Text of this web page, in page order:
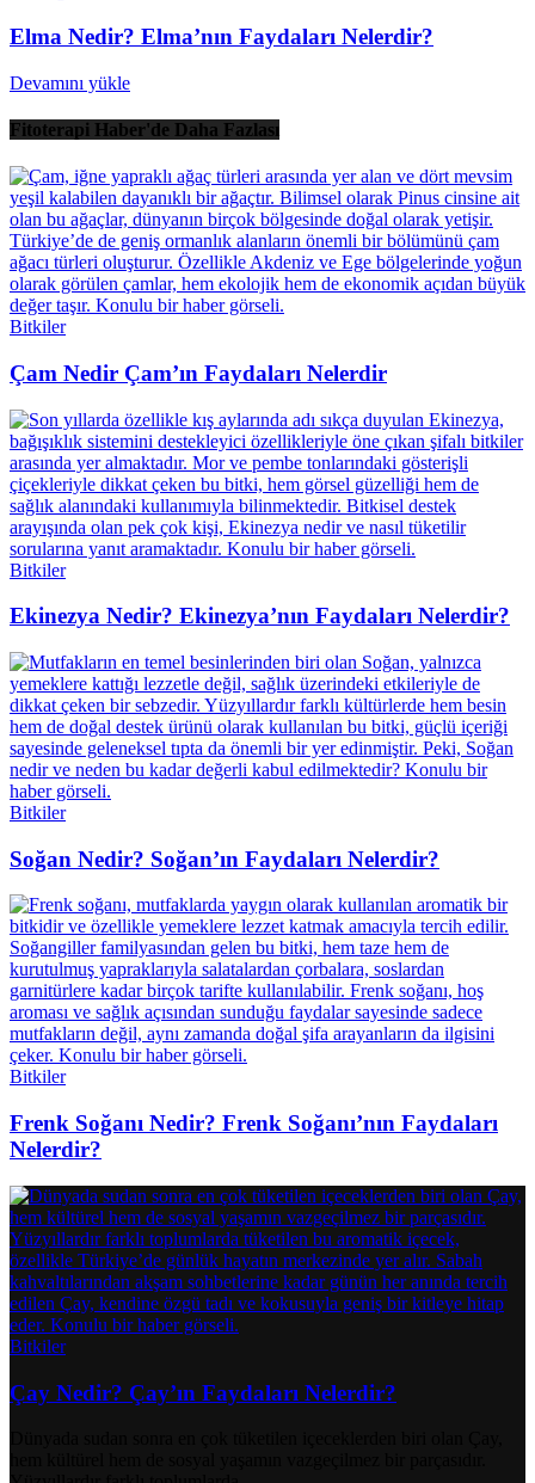
Elma Nedir? Elma’nın Faydaları Nelerdir?
Devamını yükle
Fitoterapi Haber'de Daha Fazlası
Bitkiler
Çam Nedir Çam’ın Faydaları Nelerdir
Bitkiler
Ekinezya Nedir? Ekinezya’nın Faydaları Nelerdir?
Bitkiler
Soğan Nedir? Soğan’ın Faydaları Nelerdir?
Bitkiler
Frenk Soğanı Nedir? Frenk Soğanı’nın Faydaları
Nelerdir?
Bitkiler
Çay Nedir? Çay’ın Faydaları Nelerdir?